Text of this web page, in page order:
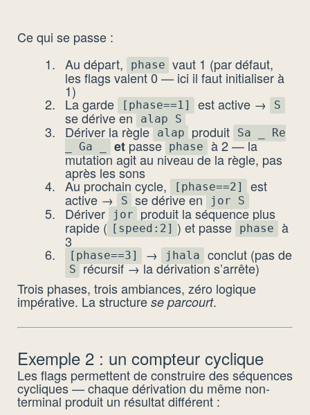
Ce qui se passe :
Au départ,
phase vaut 1 (par défaut,
les flags valent 0 — ici il faut initialiser à
1)
La garde [phase==1] est active → S
se dérive en alap S
Dériver la règle alap produit Sa _ Re
_ Ga _
etpasse phase à 2 — la
mutation agit au niveau de la règle, pas
après les sons
Au prochain cycle, [phase==2] est
active → S se dérive en jor S
Dériver jor produit la séquence plus
rapide ( [speed:2] ) et passe phase à
3
[phase==3] → jhala conclut (pas de
S récursif → la dérivation s’arrête)
Trois phases, trois ambiances, zéro logique
impérative. La structure se parcourt.
Exemple 2 : un compteur cyclique
Les flags permettent de construire des séquences
cycliques — chaque dérivation du même non-
terminal produit un résultat différent :